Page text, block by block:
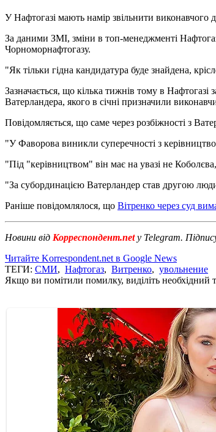
У Нафтогазі мають намір звільнити виконавчого
За даними ЗМІ, зміни в топ-менеджменті
Чорноморнафтогазу.
"Як тільки гідна кандидатура буде знайдена,
Зазначається, що кілька тижнів тому в
Ватерландера, якого в січні призначили
Повідомляється, що саме через розбіжності з
"У Фаворова виникли суперечності з
"Під "керівництвом" він має на увазі не
"За субординацією Ватерландер став другою
Раніше повідомлялося, що Вітренко через суд
Новини від Корреспондент.net у Telegram.
Читайте Korrespondent.net в Google News
ТЕГИ: СМИ, Нафтогаз, Витренко, увольнение
Якщо ви помітили помилку, виділіть необхідний